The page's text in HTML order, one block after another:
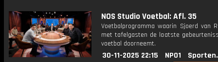
NOS Studio Voetbal: Afl. 35
Voetbalprogramma waarin Sjoerd van
met tafelgasten de laatste
voetbal doorneemt.
30-11-2025 22:15 NPO1